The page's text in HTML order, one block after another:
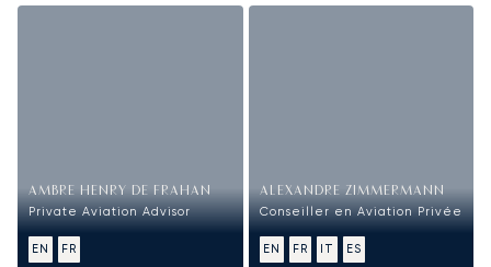
AMBRE HENRY DE FRAHAN
Private Aviation Advisor
EN FR
ALEXANDRE ZIMMERMANN
Conseiller en Aviation Privée
EN FR IT ES